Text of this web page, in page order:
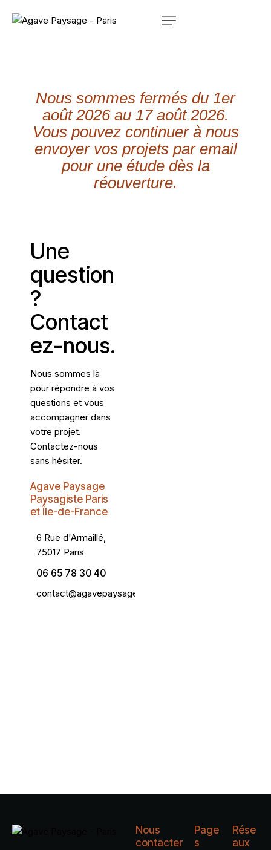
Nous sommes fermés du 1er
août 2026 au 17 août 2026.
Vous pouvez continuer à nous
envoyer vos projets par email
pour une étude dès la
réouverture.
Une
question
?
Contact
ez-nous.
Nous sommes là
pour répondre à vos
questions et vous
accompagner dans
votre projet.
Contactez-nous
sans hésiter.
Agave Paysage
Paysagiste Paris
et Île-de-France
6 Rue d'Armaillé,
75017 Paris
06 65 78 30 40
contact@agavepaysage.fr
Nous
contacter
Page
s
Rése
aux